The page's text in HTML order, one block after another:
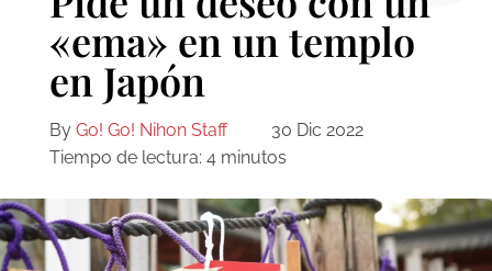
«ema» en un templo
en Japón
By Go! Go! Nihon Staff
30 Dic 2022
Tiempo de lectura: 4 minutos